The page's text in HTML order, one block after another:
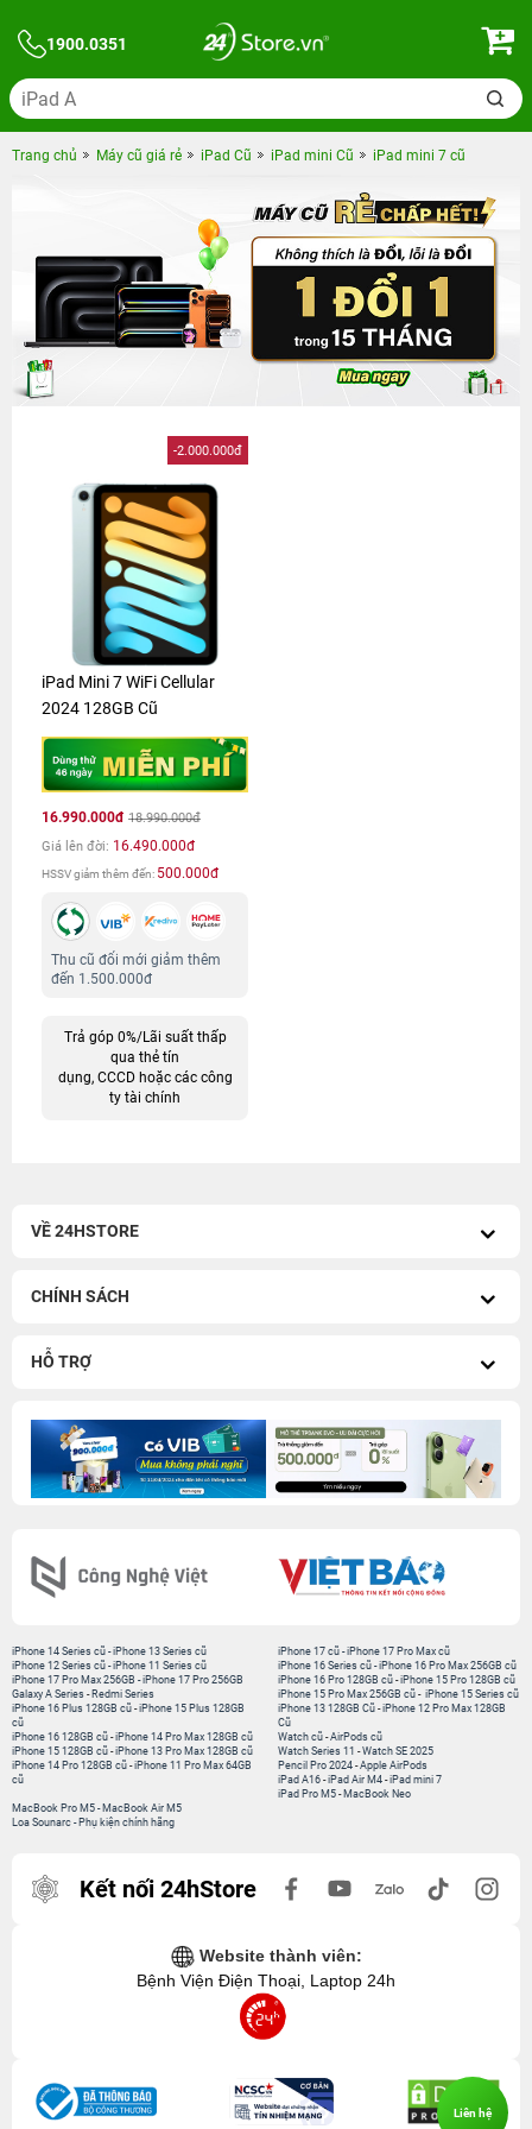
1900.0351
Trang chủ Máy cũ giá rẻ iPad Cũ iPad mini Cũ iPad mini 7 cũ
-2.000.000đ
iPad Mini 7 WiFi Cellular
2024 128GB Cũ
16.990.000đ 18.990.000đ
Giá lên đời: 16.490.000đ
HSSV giảm thêm đến: 500.000đ
Thu cũ đổi mới giảm thêm
đến 1.500.000đ
Trả góp 0%/Lãi suất thấp
qua thẻ tín
dụng, CCCD hoặc các công
ty tài chính
VỀ 24HSTORE
CHÍNH SÁCH
HỖ TRỢ
iPhone 14 Series cũ -iPhone 13 Series cũ
iPhone 12 Series cũ -iPhone 11 Series cũ
iPhone 17 Pro Max 256GB -iPhone 17 Pro 256GB
Galaxy A Series - Redmi Series
iPhone 17 cũ -iPhone 17 Pro Max cũ
iPhone 16 Series cũ - iPhone 16 Pro Max 256GB cũ
iPhone 16 Pro 128GB cũ -iPhone 15 Pro 128GB cũ
iPhone 15 Pro Max 256GB cũ - iPhone 15 Series cũ
iPhone 16 Plus 128GB cũ -iPhone 15 Plus 128GB
cũ
iPhone 16 128GB cũ -iPhone 14 Pro Max 128GB cũ
iPhone 15 128GB cũ -iPhone 13 Pro Max 128GB cũ
iPhone 14 Pro 128GB cũ -iPhone 11 Pro Max 64GB
cũ
iPhone 13 128GB Cũ -iPhone 12 Pro Max 128GB
Cũ
Watch cũ -AirPods cũ
Watch Series 11 -Watch SE 2025
Pencil Pro 2024 -Apple AirPods
iPad A16 -iPad Air M4 -iPad mini 7
iPad Pro M5 - MacBook Neo
MacBook Pro M5 - MacBook Air M5
Loa Sounarc - Phụ kiện chính hãng
Kết nối 24hStore
Website thành viên:
Bệnh Viện Điện Thoại, Laptop 24h
Liên hệ